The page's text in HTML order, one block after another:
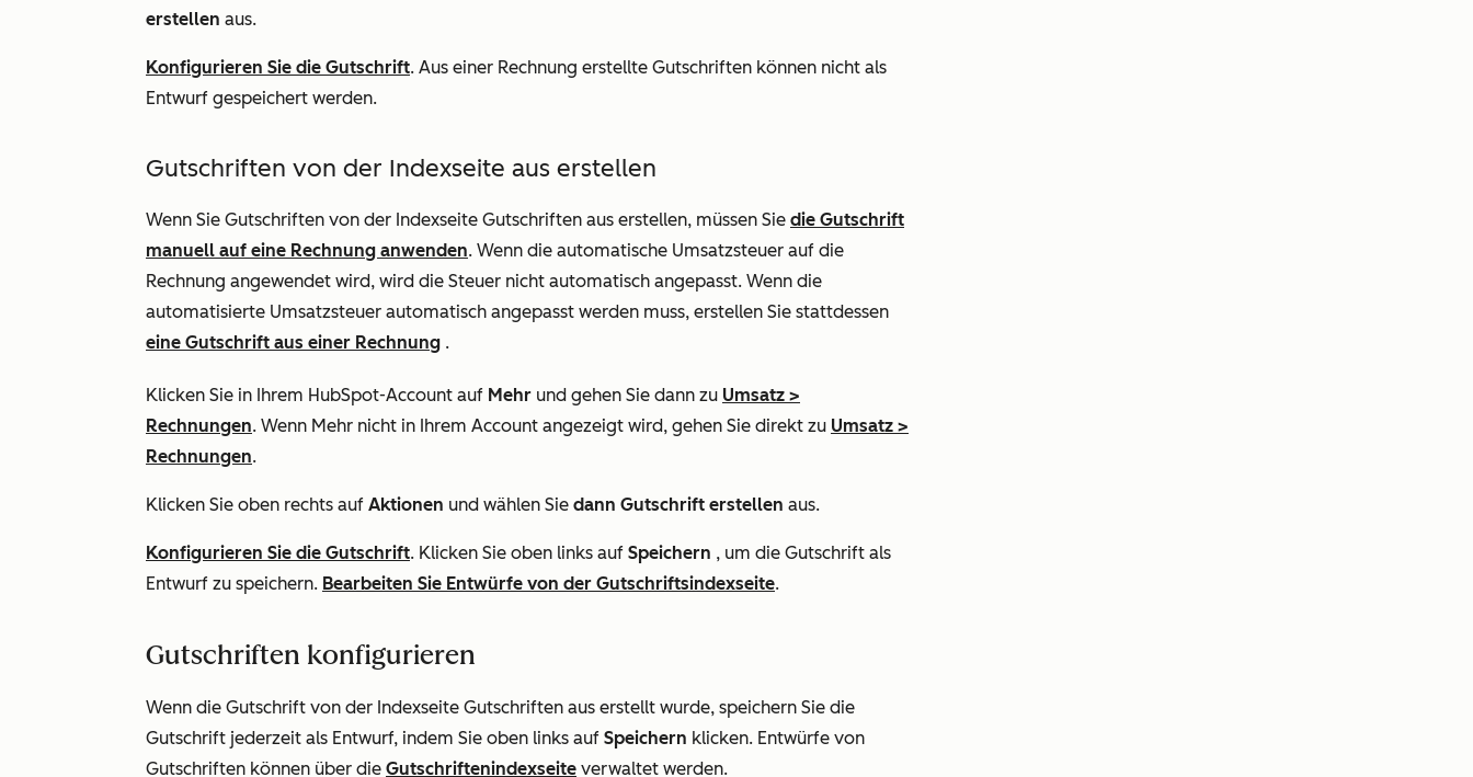
erstellen aus.
Konfigurieren Sie die Gutschrift. Aus einer Rechnung erstellte Gutschriften können nicht als
Entwurf gespeichert werden.
Gutschriften von der Indexseite aus erstellen
Wenn Sie Gutschriften von der Indexseite Gutschriften aus erstellen, müssen Sie die Gutschrift
manuell auf eine Rechnung anwenden. Wenn die automatische Umsatzsteuer auf die
Rechnung angewendet wird, wird die Steuer nicht automatisch angepasst. Wenn die
automatisierte Umsatzsteuer automatisch angepasst werden muss, erstellen Sie stattdessen
eine Gutschrift aus einer Rechnung .
Klicken Sie in Ihrem HubSpot-Account auf Mehr und gehen Sie dann zu Umsatz >
Rechnungen. Wenn Mehr nicht in Ihrem Account angezeigt wird, gehen Sie direkt zu Umsatz >
Rechnungen.
Klicken Sie oben rechts auf Aktionen und wählen Sie dann Gutschrift erstellen aus.
Konfigurieren Sie die Gutschrift. Klicken Sie oben links auf Speichern , um die Gutschrift als
Entwurf zu speichern. Bearbeiten Sie Entwürfe von der Gutschriftsindexseite.
Gutschriften konfigurieren
Wenn die Gutschrift von der Indexseite Gutschriften aus erstellt wurde, speichern Sie die
Gutschrift jederzeit als Entwurf, indem Sie oben links auf Speichern klicken. Entwürfe von
Gutschriften können über die Gutschriftenindexseite verwaltet werden.